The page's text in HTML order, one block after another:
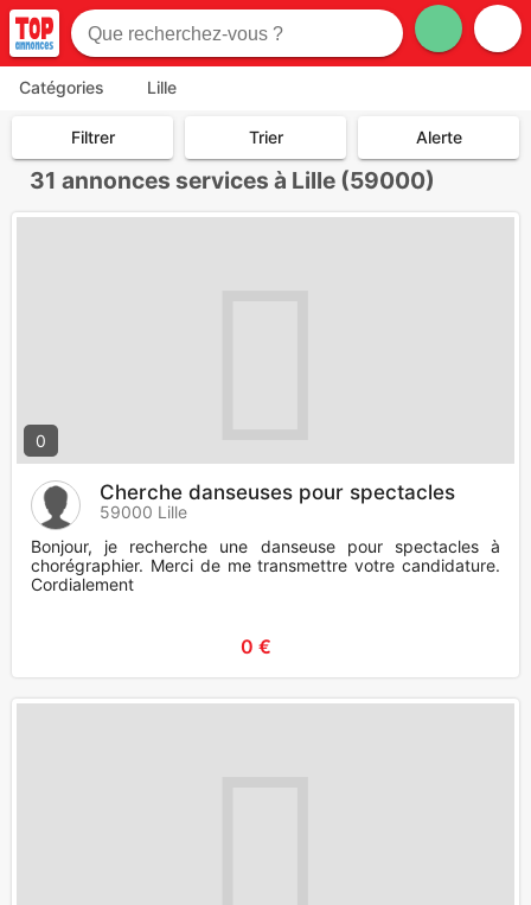
Catégories Lille
Filtrer Trier Alerte
31 annonces services à Lille (59000)
0
Cherche danseuses pour spectacles
59000 Lille
Bonjour, je recherche une danseuse pour spectacles à
chorégraphier. Merci de me transmettre votre candidature.
Cordialement
0 €